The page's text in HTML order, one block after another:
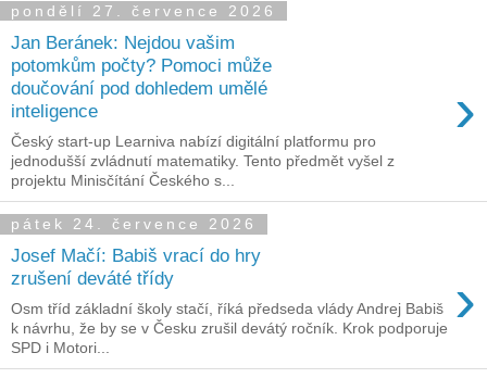
pondělí 27. července 2026
Jan Beránek: Nejdou vašim
potomkům počty? Pomoci může
doučování pod dohledem umělé
inteligence
›
Český start-up Learniva nabízí digitální platformu pro
jednodušší zvládnutí matematiky. Tento předmět vyšel z
projektu Minisčítání Českého s...
pátek 24. července 2026
Josef Mačí: Babiš vrací do hry
zrušení deváté třídy
›
Osm tříd základní školy stačí, říká předseda vlády Andrej Babiš
k návrhu, že by se v Česku zrušil devátý ročník. Krok podporuje
SPD i Motori...